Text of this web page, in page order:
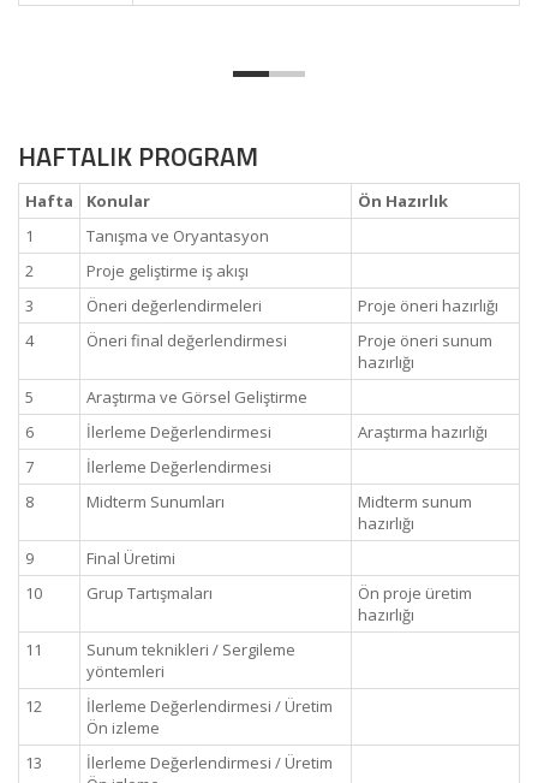
HAFTALIK PROGRAM
Hafta Konular
Ön Hazırlık
1
Tanışma ve Oryantasyon
2
Proje geliştirme iş akışı
3
Öneri değerlendirmeleri
Proje öneri hazırlığı
4
Öneri final değerlendirmesi
Proje öneri sunum
hazırlığı
5
Araştırma ve Görsel Geliştirme
6
İlerleme Değerlendirmesi
Araştırma hazırlığı
7
İlerleme Değerlendirmesi
8
Midterm Sunumları
Midterm sunum
hazırlığı
9
Final Üretimi
10
Grup Tartışmaları
Ön proje üretim
hazırlığı
11
Sunum teknikleri / Sergileme
yöntemleri
12
İlerleme Değerlendirmesi / Üretim
Ön izleme
13
İlerleme Değerlendirmesi / Üretim